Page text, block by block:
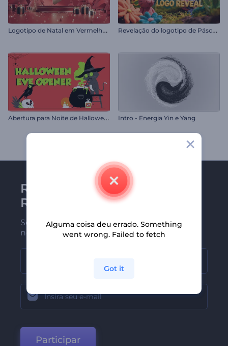
L
ogotipo de Natal em Vermelho Rubi R
evelação do logotipo de Páscoa em argila
A
bertura para Noite de Halloween Intro - Energia Yin e Yang
Receba a newsletter da
Renderforest
Seja um dos primeiros a receber
nossas últimas novidades e ofertas
Participar
Alguma coisa deu errado. Something
went wrong. Failed to fetch
Got it